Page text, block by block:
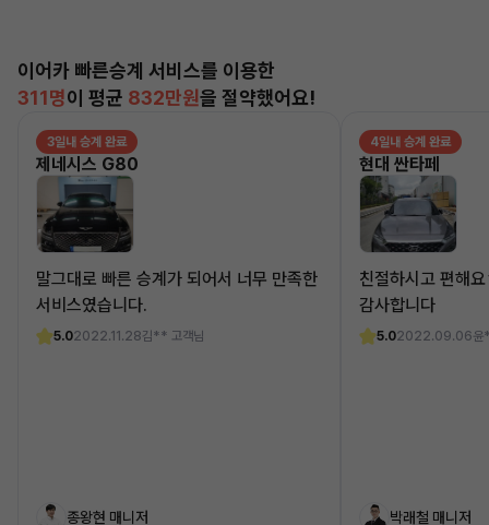
이어카 빠른승계 서비스를 이용한
311명이 평균 832만원을 절약했어요!
3일내 승계 완료
제네시스 G80
말그대로 빠른 승계가 되어서 너무 만족한
서비스였습니다.
5.02022.11.28김** 고객님
종왕현 매니저
4일내 승계 완료
현대 싼타페
친절하시고 편해
감사합니다
5.02022.09.06윤
박래철 매니저